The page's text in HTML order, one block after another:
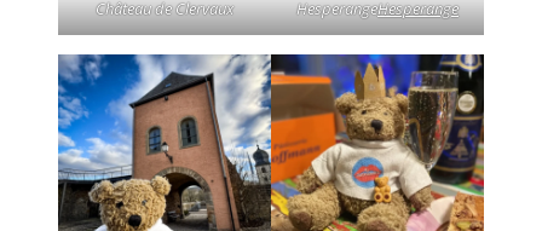
Château de Clervaux HesperangeHesperange